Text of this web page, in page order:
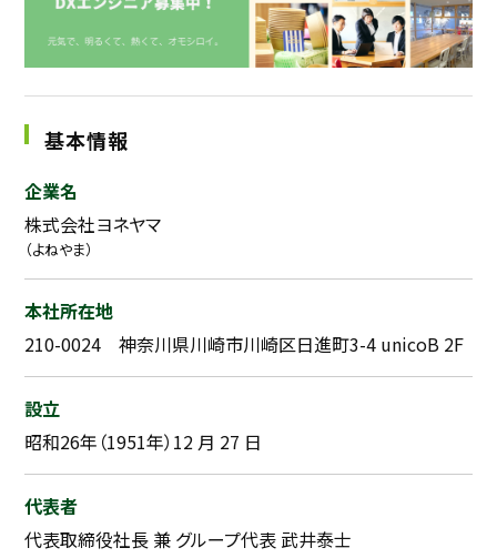
基本情報
企業名
株式会社ヨネヤマ
（よねやま）
本社所在地
210-0024 神奈川県川崎市川崎区日進町3-4 unicoB 2F
設立
昭和26年（1951年）12 月 27 日
代表者
代表取締役社長 兼 グループ代表 武井泰士